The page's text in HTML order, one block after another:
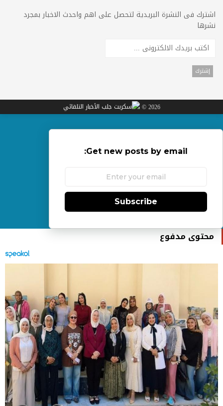
اشترك فى النشرة البريدية لتحصل على اهم واحدث الاخبار بمجرد
نشرها
2026 ©
Get new posts by email:
Subscribe
محتوى مدفوع